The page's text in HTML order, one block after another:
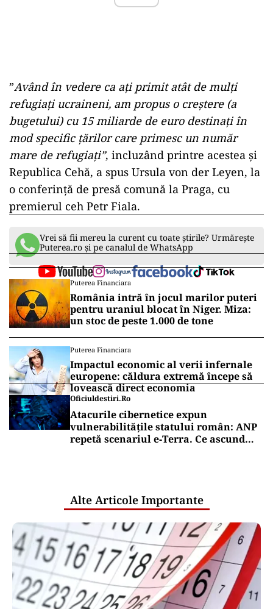
”Având în vedere ca ați primit atât de mulți
refugiați ucraineni, am propus o creștere (a
bugetului) cu 15 miliarde de euro destinați în
mod specific țărilor care primesc un număr
mare de refugiați”, incluzând printre acestea și
Republica Cehă, a spus Ursula von der Leyen, la
o conferință de presă comună la Praga, cu
premierul ceh Petr Fiala.
Vrei să fii mereu la curent cu toate știrile? Urmărește
Puterea.ro și pe canalul de WhatsApp
Puterea Financiara
România intră în jocul marilor puteri
pentru uraniul blocat în Niger. Miza:
un stoc de peste 1.000 de tone
Puterea Financiara
Impactul economic al verii infernale
europene: căldura extremă începe să
lovească direct economia
Oficiuldestiri.ro
Atacurile cibernetice expun
vulnerabilitățile statului român: ANP
repetă scenariul e‑Terra. Ce ascund
Alte Articole Importante